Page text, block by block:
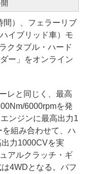
）、フェラーリブ
イブリッド車）モ
クタブル・ハード
ー」をオンライン
レと同じく、最高
6000rpmを発
ンジンに最高出力1
組み合わせて、ハ
力1000CVを実
アルクラッチ・ギ
4WDとなる。パフ